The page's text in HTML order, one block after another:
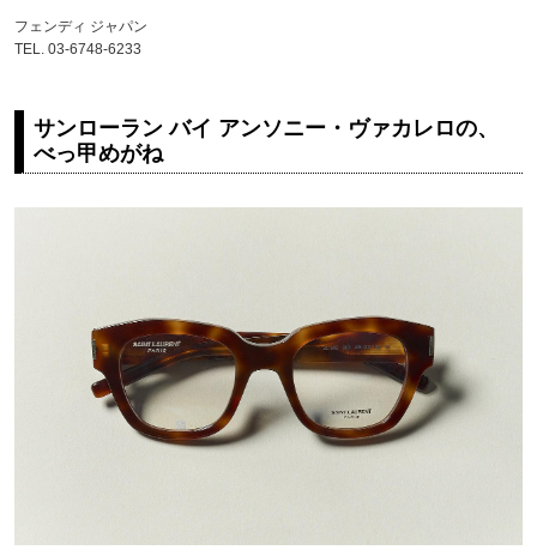
フェンディ ジャパン
TEL. 03-6748-6233
サンローラン バイ アンソニー・ヴァカレロの、
べっ甲めがね